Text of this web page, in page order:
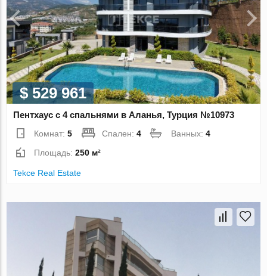
$ 529 961
Пентхаус с 4 спальнями в Аланья, Турция №10973
Комнат:5 Спален:4 Ванных:4
Площадь:250 м²
Tekce Real Estate